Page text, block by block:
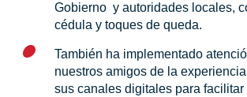
Gobierno y autoridades locales,
cédula y toques de queda.
También ha implementado
nuestros amigos de la
sus canales digitales para facilitar